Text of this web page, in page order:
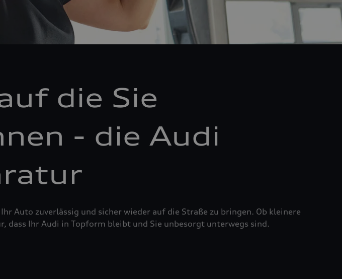
die Sie
- die Audi
Auto zuverlässig und sicher wieder auf die Straße zu bringen. Ob kleinere
dass Ihr Audi in Topform bleibt und Sie unbesorgt unterwegs sind.